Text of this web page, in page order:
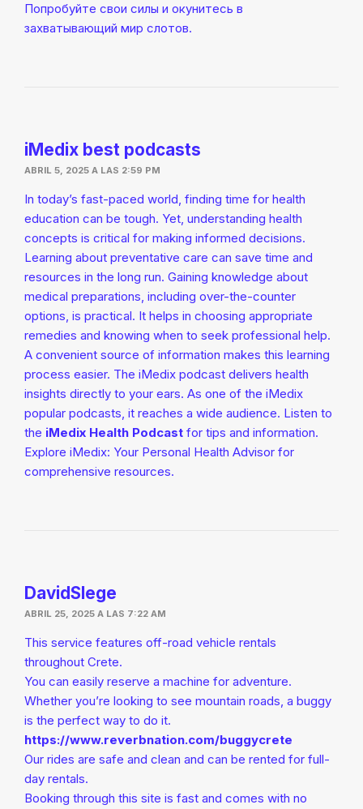
Попробуйте свои силы и окунитесь в
захватывающий мир слотов.
iMedix best podcasts
ABRIL 5, 2025 A LAS 2:59 PM
In today’s fast-paced world, finding time for health
education can be tough. Yet, understanding health
concepts is critical for making informed decisions.
Learning about preventative care can save time and
resources in the long run. Gaining knowledge about
medical preparations, including over-the-counter
options, is practical. It helps in choosing appropriate
remedies and knowing when to seek professional help.
A convenient source of information makes this learning
process easier. The iMedix podcast delivers health
insights directly to your ears. As one of the iMedix
popular podcasts, it reaches a wide audience. Listen to
the iMedix Health Podcast for tips and information.
Explore iMedix: Your Personal Health Advisor for
comprehensive resources.
DavidSlege
ABRIL 25, 2025 A LAS 7:22 AM
This service features off-road vehicle rentals
throughout Crete.
You can easily reserve a machine for adventure.
Whether you’re looking to see mountain roads, a buggy
is the perfect way to do it.
https://www.reverbnation.com/buggycrete
Our rides are safe and clean and can be rented for full-
day rentals.
Booking through this site is fast and comes with no